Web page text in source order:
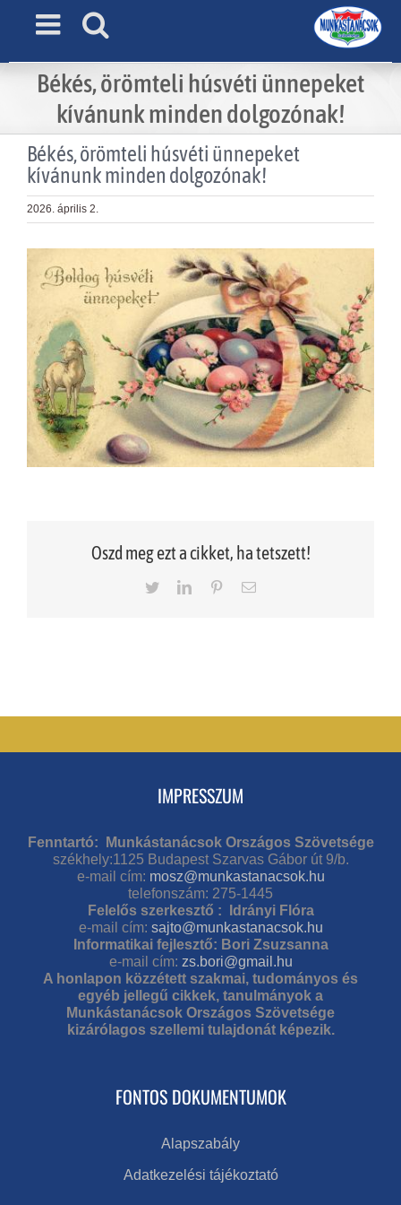
Békés, örömteli húsvéti ünnepeket
kívánunk minden dolgozónak!
Békés, örömteli húsvéti ünnepeket
kívánunk minden dolgozónak!
2026. április 2.
Larger
Image
Oszd meg ezt a cikket, ha tetszett!
TwitterLinkedInPinterestEmail
IMPRESSZUM
Fenntartó: Munkástanácsok Országos Szövetsége
székhely:1125 Budapest Szarvas Gábor út 9/b.
e-mail cím: mosz@munkastanacsok.hu
telefonszám: 275-1445
Felelős szerkesztő : Idrányi Flóra
e-mail cím: sajto@munkastanacsok.hu
Informatikai fejlesztő: Bori Zsuzsanna
e-mail cím: zs.bori@gmail.hu
A honlapon közzétett szakmai, tudományos és
egyéb jellegű cikkek, tanulmányok a
Munkástanácsok Országos Szövetsége
kizárólagos szellemi tulajdonát képezik.
FONTOS DOKUMENTUMOK
Alapszabály
Adatkezelési tájékoztató